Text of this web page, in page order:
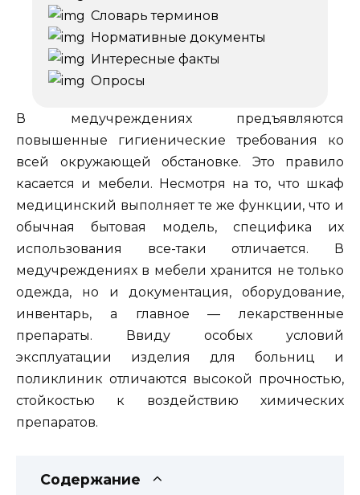
Словарь терминов
Нормативные документы
Интересные факты
Опросы
В медучреждениях предъявляются
повышенные гигиенические требования ко
всей окружающей обстановке. Это правило
касается и мебели. Несмотря на то, что шкаф
медицинский выполняет те же функции, что и
обычная бытовая модель, специфика их
использования все-таки отличается. В
медучреждениях в мебели хранится не только
одежда, но и документация, оборудование,
инвентарь, а главное — лекарственные
препараты. Ввиду особых условий
эксплуатации изделия для больниц и
поликлиник отличаются высокой прочностью,
стойкостью к воздействию химических
препаратов.
Содержание